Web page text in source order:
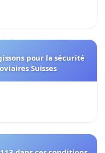
pour la sécurité
Suisses